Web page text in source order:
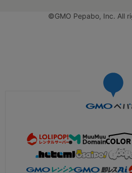
©GMO Pepabo, Inc. All